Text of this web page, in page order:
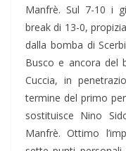
Manfrè. Sul 7-10 i
break di 13-0,
dalla bomba di
Busco e ancora del
Cuccia, in
termine del primo
sostituisce Nino
Manfrè. Ottimo